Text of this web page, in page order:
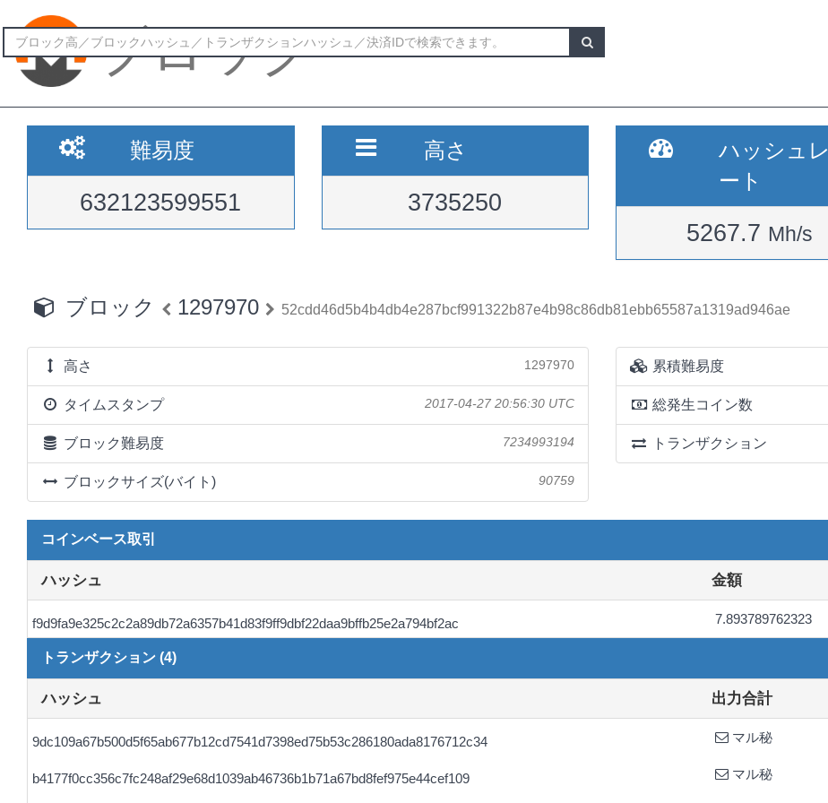
ブロック
難易度
632123599551
高さ
3735250
ハッシュレ
ート
5267.7 Mh/s
ブロック 1297970 52cdd46d5b4b4db4e287bcf991322b87e4b98c86db81ebb65587a1319ad946ae
高さ 1297970
タイムスタンプ 2017-04-27 20:56:30 UTC
ブロック難易度 7234993194
ブロックサイズ(バイト) 90759
累積難易度
総発生コイン数
トランザクション
コインベース取引
ハッシュ 金額
f9d9fa9e325c2c2a89db72a6357b41d83f9ff9dbf22daa9bffb25e2a794bf2ac 7.893789762323
トランザクション (4)
ハッシュ 出力合計
9dc109a67b500d5f65ab677b12cd7541d7398ed75b53c286180ada8176712c34 マル秘
b4177f0cc356c7fc248af29e68d1039ab46736b1b71a67bd8fef975e44cef109 マル秘